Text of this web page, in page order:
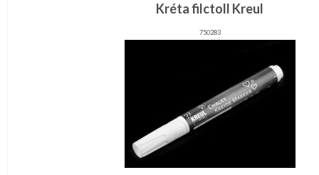
Kréta filctoll Kreul
750283